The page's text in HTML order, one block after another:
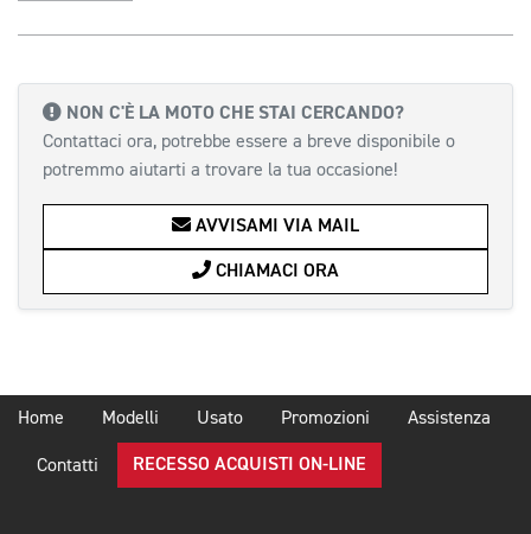
NON C'È LA MOTO CHE STAI CERCANDO?
Contattaci ora, potrebbe essere a breve disponibile o
potremmo aiutarti a trovare la tua occasione!
AVVISAMI VIA MAIL
CHIAMACI ORA
Home Modelli Usato Promozioni Assistenza
Contatti RECESSO ACQUISTI ON-LINE